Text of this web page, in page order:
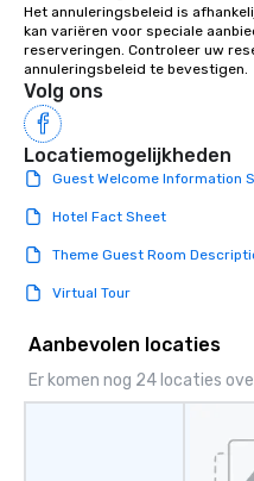
Het annuleringsbeleid is
kan variëren voor speciale
reserveringen. Controleer uw
annuleringsbeleid te bevestigen.
Volg ons
Locatiemogelijkheden
Guest Welcome Information
Hotel Fact Sheet
Theme Guest Room
Virtual Tour
Aanbevolen locaties
Er komen nog 24 locaties